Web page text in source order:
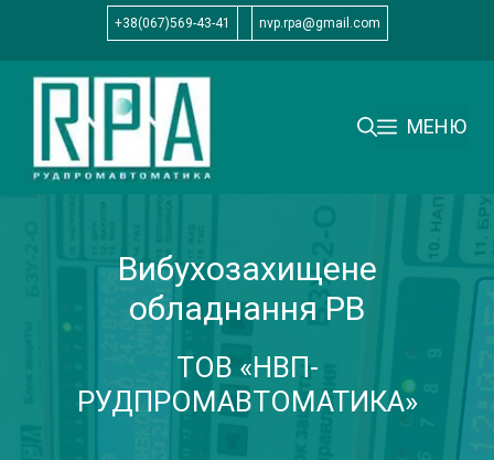
вмісту
+38(067)569-43-41 nvp.rpa@gmail.com
МЕНЮ
Вибухозахищене
обладнання РВ
ТОВ «НВП-
РУДПРОМАВТОМАТИКА»